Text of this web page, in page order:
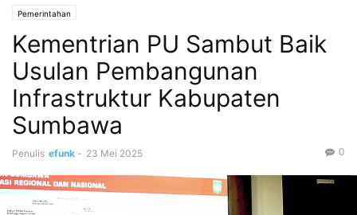
Pemerintahan
Kementrian PU Sambut Baik
Usulan Pembangunan
Infrastruktur Kabupaten
Sumbawa
Penulis efunk - 23 Mei 2025 0